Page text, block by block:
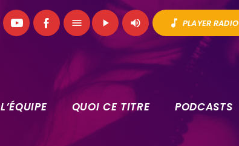
L’ÉQUIPE QUOI CE TITRE PODCASTS
menu play_arrow volume_up music_note PLAYER RADIO